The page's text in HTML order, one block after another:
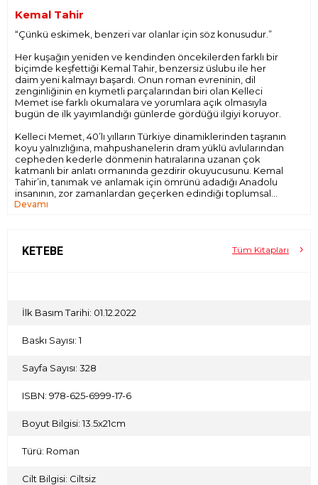
Kemal Tahir
“Çünkü eskimek, benzeri var olanlar için söz konusudur.”
Her kuşağın yeniden ve kendinden öncekilerden farklı bir
biçimde keşfettiği Kemal Tahir, benzersiz üslubu ile her
daim yeni kalmayı başardı. Onun roman evreninin, dil
zenginliğinin en kıymetli parçalarından biri olan Kelleci
Memet ise farklı okumalara ve yorumlara açık olmasıyla
bugün de ilk yayımlandığı günlerde gördüğü ilgiyi koruyor.
Kelleci Memet, 40’lı yılların Türkiye dinamiklerinden taşranın
koyu yalnızlığına, mahpushanelerin dram yüklü avlularından
cepheden kederle dönmenin hatıralarına uzanan çok
katmanlı bir anlatı ormanında gezdirir okuyucusunu. Kemal
Tahir’in, tanımak ve anlamak için ömrünü adadığı Anadolu
insanının, zor zamanlardan geçerken edindiği toplumsal
deneyimin yakın tarihli bir kesiti olan bu roman, büyük
olmanın bu çok sesli korosu, edebiyatımızın köşe
Devamı
KETEBE Tüm Kitapları
İlk Basım Tarihi: 01.12.2022
Baskı Sayısı: 1
Sayfa Sayısı: 328
ISBN: 978-625-6999-17-6
Boyut Bilgisi: 13.5x21cm
Türü: Roman
Cilt Bilgisi: Ciltsiz